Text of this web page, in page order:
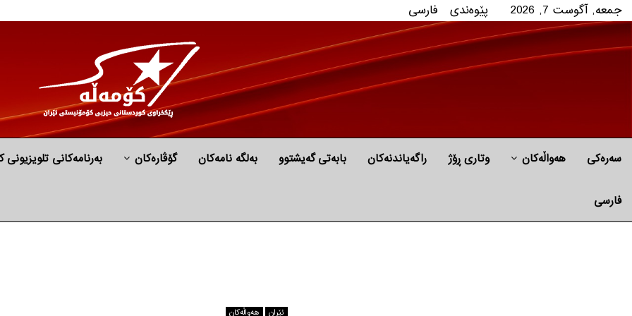
جمعه, آگوست 7, 2026 پێوه‌ندی فارسی
سەرەکی هه‌واڵه‌کان وتاری ڕۆژ راگه‌یاندنه‌كان بابه‌تی گه‌یشتوو به‌لگه‌ نامه‌كان گۆڤارەکان بەرنامەکانی تلویزیونی
فارسی
ئێران هه‌واڵه‌کان